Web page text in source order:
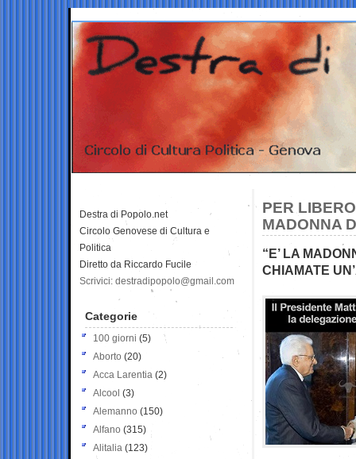
PER
MADONNA
“E’ LA
CHIAMATE
Destra di Popolo.net
Circolo Genovese di Cultura e
Politica
Diretto da Riccardo Fucile
Scrivici: destradipopolo@gmail.com
Categorie
100 giorni (5)
Aborto (20)
Acca Larentia (2)
Alcool (3)
Alemanno (150)
Alfano (315)
Alitalia (123)